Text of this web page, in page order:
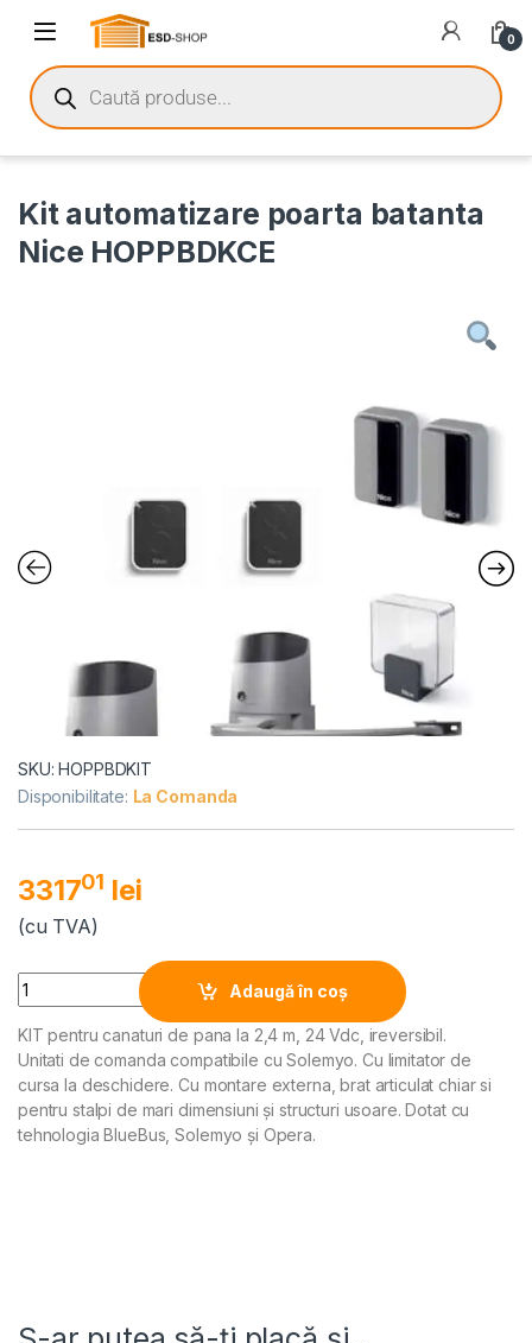
0
Kit automatizare poarta batanta
Nice HOPPBDKCE
SKU: HOPPBDKIT
Disponibilitate: La Comanda
331701 lei
(cu TVA)
Quantity
Adaugă în coș
KIT pentru canaturi de pana la 2,4 m, 24 Vdc, ireversibil.
Unitati de comanda compatibile cu Solemyo. Cu limitator de
cursa la deschidere. Cu montare externa, brat articulat chiar si
pentru stalpi de mari dimensiuni și structuri usoare. Dotat cu
tehnologia BlueBus, Solemyo și Opera.